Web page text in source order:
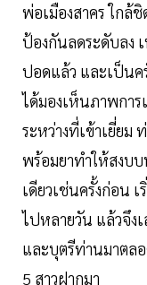
พ่อเมืองสาคร ใกล้
ป้องกันลดระดับลง
ปอดแล้ว และเป็นค
ได้มองเห็นภาพกา
ระหว่างที่เข้าเยี่ยม
พร้อมยาทำให้สงบ
เดียวเช่นครั้งก่อน
ไปหลายวัน แล้วจึง
และบุตรีท่านมาตล
5 สาวฝากมา